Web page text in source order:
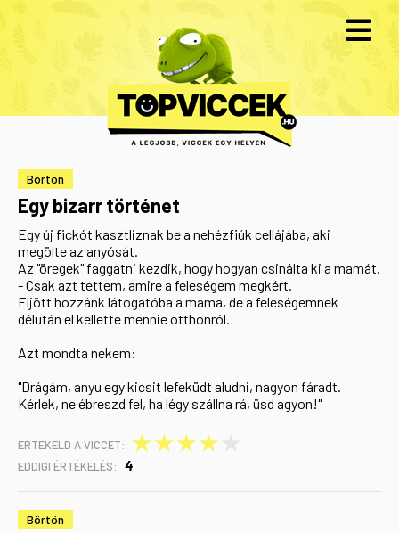
Börtön
Egy bizarr történet
Egy új fickót kasztliznak be a nehézfiúk cellájába, aki
megölte az anyósát.
Az "öregek" faggatni kezdik, hogy hogyan csinálta ki a mamát.
- Csak azt tettem, amire a feleségem megkért.
Eljött hozzánk látogatóba a mama, de a feleségemnek
délután el kellette mennie otthonról.
Azt mondta nekem:
"Drágám, anyu egy kicsit lefeküdt aludni, nagyon fáradt.
Kérlek, ne ébreszd fel, ha légy szállna rá, üsd agyon!"
ÉRTÉKELD A VICCET: ★
★
★
★
EDDIGI ÉRTÉKELÉS: 4
Börtön